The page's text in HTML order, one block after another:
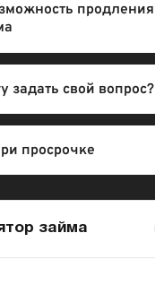
продления
задать свой вопрос?
просрочке
займа